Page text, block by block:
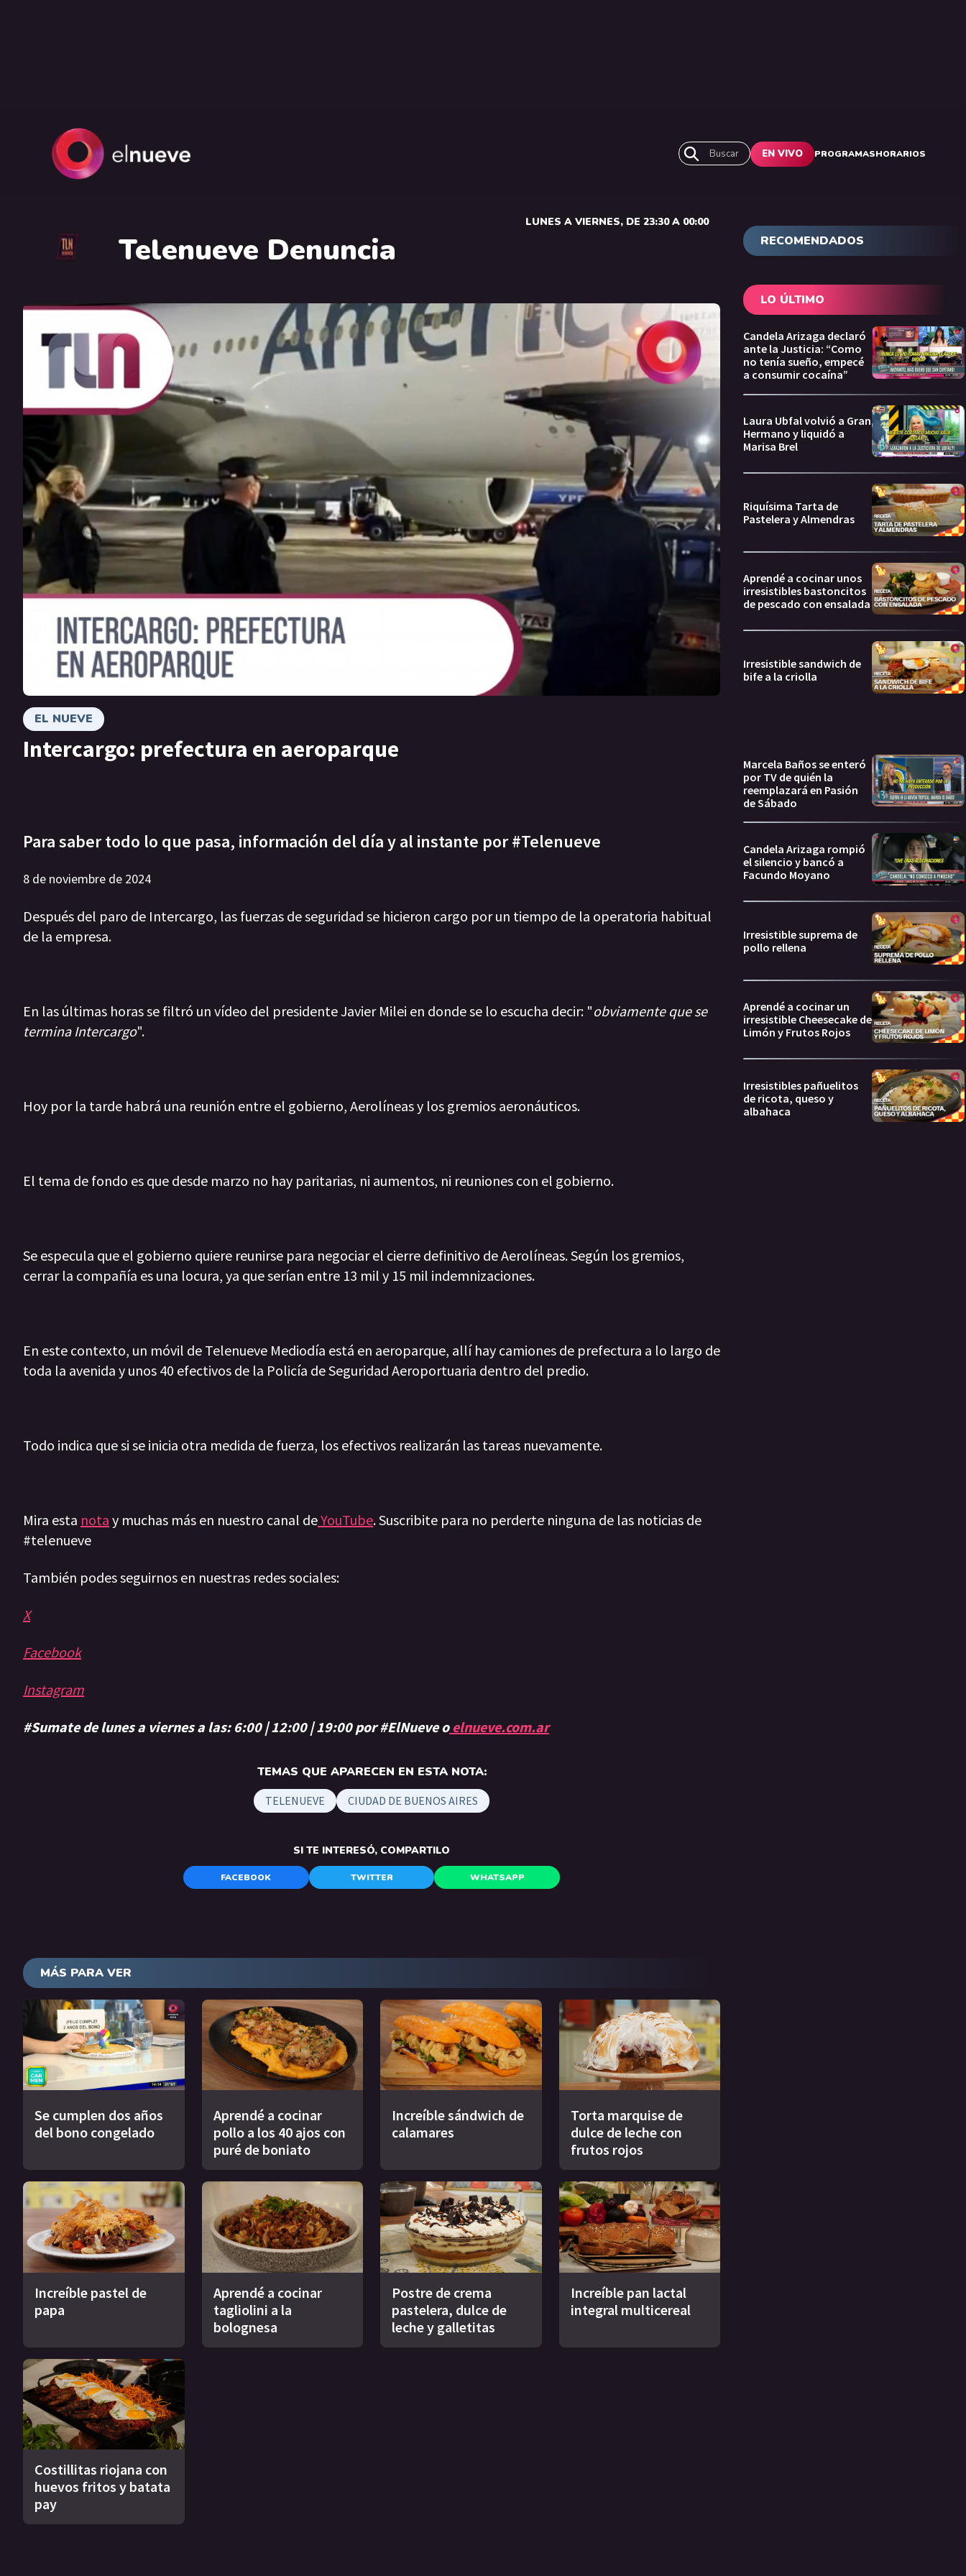
Buscar EN VIVO PROGRAMASHORARIOS
Telenueve Denuncia
LUNES A VIERNES, DE 23:30 A 00:00
EL NUEVE
Intercargo: prefectura en aeroparque
Para saber todo lo que pasa, información del día y al instante por #Telenueve
8 de noviembre de 2024
Después del paro de Intercargo, las fuerzas de seguridad se hicieron cargo por un tiempo de la operatoria habitual
de la empresa.
En las últimas horas se filtró un vídeo del presidente Javier Milei en donde se lo escucha decir: "obviamente que se
termina Intercargo".
Hoy por la tarde habrá una reunión entre el gobierno, Aerolíneas y los gremios aeronáuticos.
El tema de fondo es que desde marzo no hay paritarias, ni aumentos, ni reuniones con el gobierno.
Se especula que el gobierno quiere reunirse para negociar el cierre definitivo de Aerolíneas. Según los gremios,
cerrar la compañía es una locura, ya que serían entre 13 mil y 15 mil indemnizaciones.
En este contexto, un móvil de Telenueve Mediodía está en aeroparque, allí hay camiones de prefectura a lo largo de
toda la avenida y unos 40 efectivos de la Policía de Seguridad Aeroportuaria dentro del predio.
Todo indica que si se inicia otra medida de fuerza, los efectivos realizarán las tareas nuevamente.
Mira esta nota y muchas más en nuestro canal deYouTube. Suscribite para no perderte ninguna de las noticias de
#telenueve
También podes seguirnos en nuestras redes sociales:
X
Facebook
Instagram
#Sumate de lunes a viernes a las: 6:00 | 12:00 | 19:00 por #ElNueve o elnueve.com.ar
TEMAS QUE APARECEN EN ESTA NOTA:
TELENUEVE CIUDAD DE BUENOS AIRES
SI TE INTERESÓ, COMPARTILO
FACEBOOK TWITTER WHATSAPP
MÁS PARA VER
Se cumplen dos años
del bono congelado
Aprendé a cocinar
pollo a los 40 ajos con
puré de boniato
Increíble sándwich de
calamares
Torta marquise de
dulce de leche con
frutos rojos
Increíble pastel de
papa
Aprendé a cocinar
tagliolini a la
bolognesa
Postre de crema
pastelera, dulce de
leche y galletitas
Increíble pan lactal
integral multicereal
Costillitas riojana con
huevos fritos y batata
pay
RECOMENDADOS
LO ÚLTIMO
Candela Arizaga declaró
ante la Justicia: “Como
no tenía sueño, empecé
a consumir cocaína”
Laura Ubfal volvió a Gran
Hermano y liquidó a
Marisa Brel
Riquísima Tarta de
Pastelera y Almendras
Aprendé a cocinar unos
irresistibles bastoncitos
de pescado con ensalada
Irresistible sandwich de
bife a la criolla
Marcela Baños se enteró
por TV de quién la
reemplazará en Pasión
de Sábado
Candela Arizaga rompió
el silencio y bancó a
Facundo Moyano
Irresistible suprema de
pollo rellena
Aprendé a cocinar un
irresistible Cheesecake de
Limón y Frutos Rojos
Irresistibles pañuelitos
de ricota, queso y
albahaca